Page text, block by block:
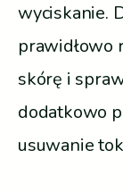
wyciskanie.
prawidłowo
skórę i
dodatkowo
usuwanie